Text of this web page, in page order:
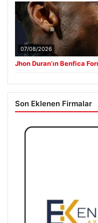
07/08/2026
Jhon Duran’ın Benfica
Son Eklenen Firmalar